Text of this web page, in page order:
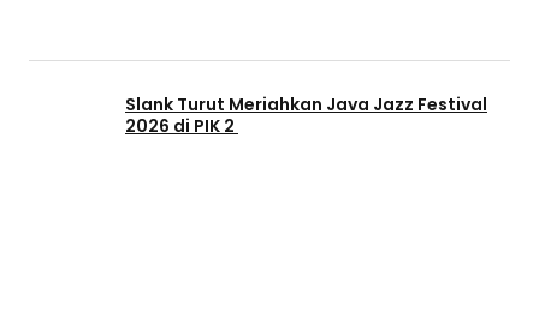
Slank Turut Meriahkan Java Jazz Festival
2026 di PIK 2